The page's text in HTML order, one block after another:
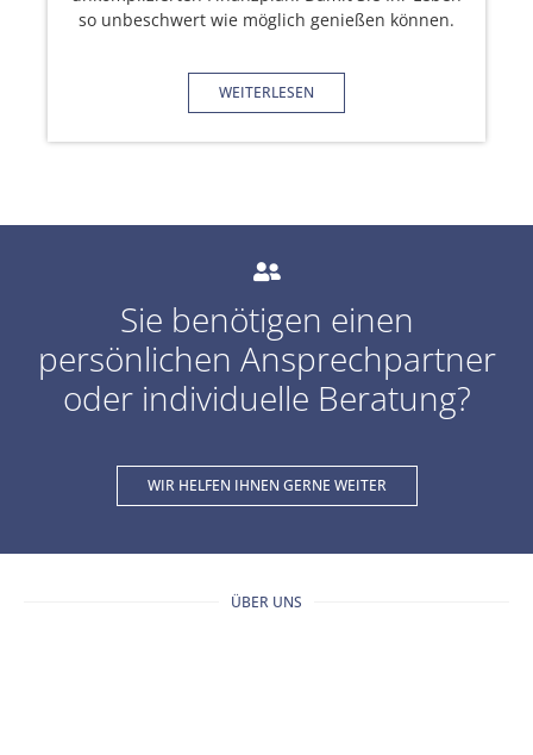
so unbeschwert wie möglich genießen können.
WEITERLESEN
Sie benötigen einen
persönlichen Ansprechpartner
oder individuelle Beratung?
WIR HELFEN IHNEN GERNE WEITER
ÜBER UNS